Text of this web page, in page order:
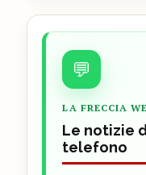
💬
LA FRECCIA
Le notizie
telefono